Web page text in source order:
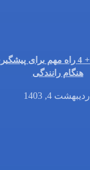
کمردرد در رانندگی + 4 راه مهم
هنگام رانندگی
اردیبهشت 4, 1403